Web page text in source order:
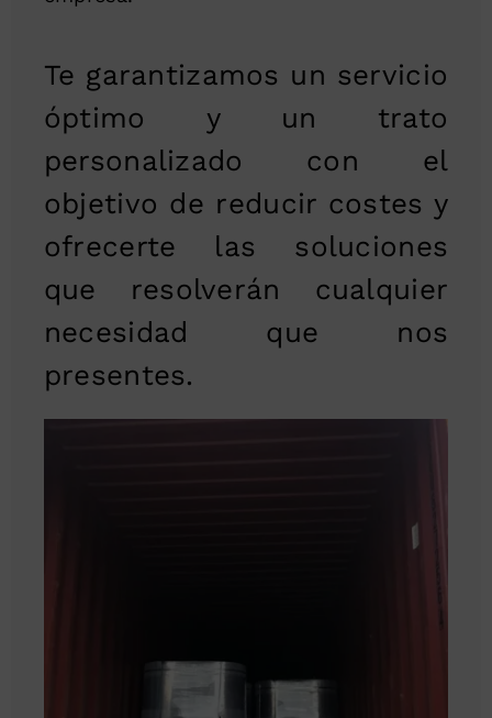
Te garantizamos un servicio
óptimo y un trato
personalizado con el
objetivo de reducir costes y
ofrecerte las soluciones
que resolverán cualquier
necesidad que nos
presentes.